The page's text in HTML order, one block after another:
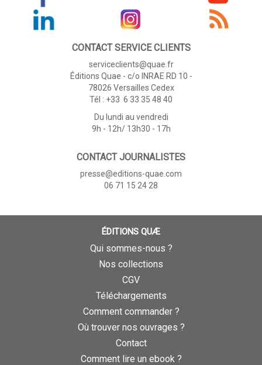
CONTACT SERVICE CLIENTS
serviceclients@quae.fr
Éditions Quae - c/o INRAE RD 10 -
78026 Versailles Cedex
Tél : +33 6 33 35 48 40
Du lundi au vendredi
9h - 12h/ 13h30 - 17h
CONTACT JOURNALISTES
presse@editions-quae.com
06 71 15 24 28
ÉDITIONS QUÆ
Qui sommes-nous ?
Nos collections
CGV
Téléchargements
Comment commander ?
Où trouver nos ouvrages ?
Contact
Comment lire un ebook ?